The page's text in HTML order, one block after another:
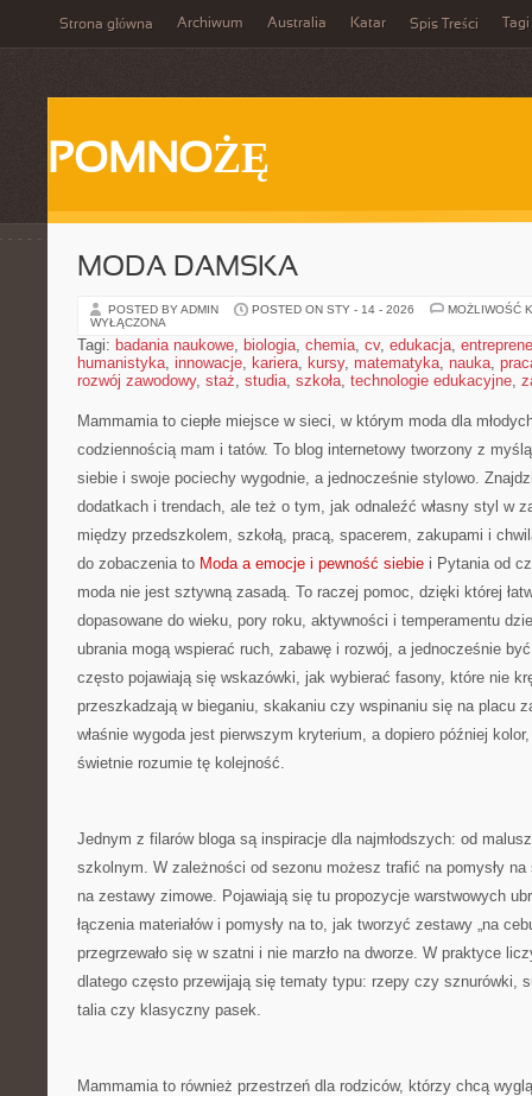
Strona główna Archiwum Australia Katar Spis Treści Tagi
POMNOŻĘ
MODA DAMSKA
POSTED BY ADMIN POSTED ON STY - 14 - 2026
MOŻLIWOŚĆ
WYŁĄCZONA
Tagi: badania naukowe, biologia, chemia, cv, edukacja,
humanistyka, innowacje, kariera, kursy, matematyka, nauka,
rozwój zawodowy, staż, studia, szkoła, technologie edukacyjne,
Mammamia to ciepłe miejsce w sieci, w którym moda dla
codziennością mam i tatów. To blog internetowy tworzony z
siebie i swoje pociechy wygodnie, a jednocześnie stylowo.
dodatkach i trendach, ale też o tym, jak odnaleźć własny styl w
między przedszkolem, szkołą, pracą, spacerem, zakupami i
do zobaczenia to Moda a emocje i pewność siebie i Pytania od
moda nie jest sztywną zasadą. To raczej pomoc, dzięki której
dopasowane do wieku, pory roku, aktywności i temperamentu
ubrania mogą wspierać ruch, zabawę i rozwój, a jednocześnie
często pojawiają się wskazówki, jak wybierać fasony, które nie
przeszkadzają w bieganiu, skakaniu czy wspinaniu się na placu
właśnie wygoda jest pierwszym kryterium, a dopiero później
świetnie rozumie tę kolejność.
Jednym z filarów bloga są inspiracje dla najmłodszych: od
szkolnym. W zależności od sezonu możesz trafić na pomysły
na zestawy zimowe. Pojawiają się tu propozycje warstwowych
łączenia materiałów i pomysły na to, jak tworzyć zestawy „na
przegrzewało się w szatni i nie marzło na dworze. W praktyce
dlatego często przewijają się tematy typu: rzepy czy sznurówki,
talia czy klasyczny pasek.
Mammamia to również przestrzeń dla rodziców, którzy chcą